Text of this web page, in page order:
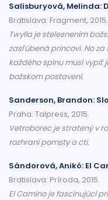
Salisburyová, Melinda:
Bratislava: Fragment, 2015.
Twylla je stelesnením
zasľúbená princovi. No
každého splnu musí vypiť
božskom postavení.
Sanderson, Brandon:
Praha: Talpress, 2015.
Vetroborec je stratený v
rozhraní pomsty a cti.
Sándorová, Anikó: El
Bratislava: Príroda, 2015.
El Camino je fascinujúci